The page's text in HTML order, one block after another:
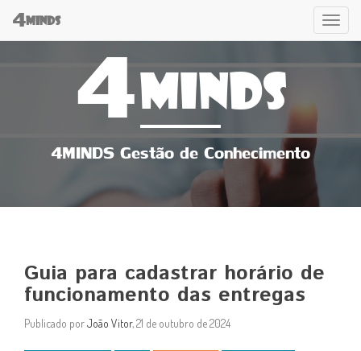
4MINDS 4MINDS
4MINDS Gestão de Conhecimento
Guia para cadastrar horário de
funcionamento das entregas
Publicado porJoão Vitor, 21 de outubro de 2024